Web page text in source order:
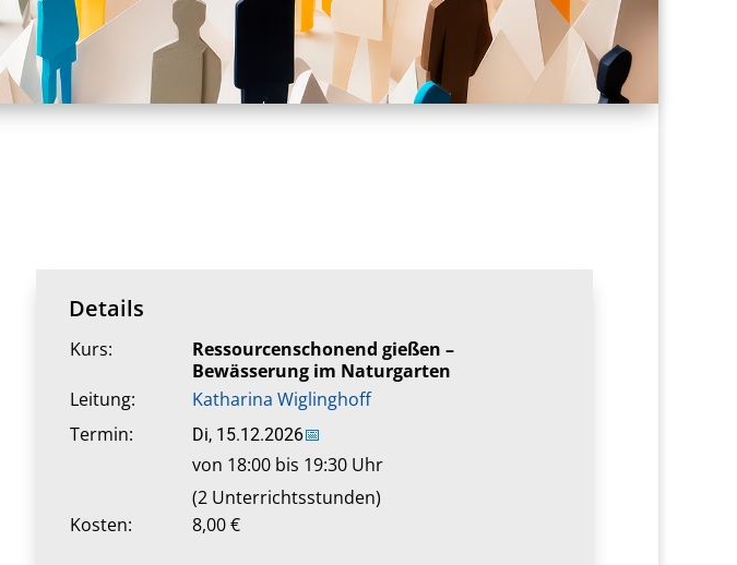
Details
Kurs:
Ressourcenschonend gießen –
Bewässerung im Naturgarten
Leitung:
Katharina Wiglinghoff
Termin:
Di, 15.12.2026📅
von 18:00 bis 19:30 Uhr
(2 Unterrichtsstunden)
Kosten:
8,00 €